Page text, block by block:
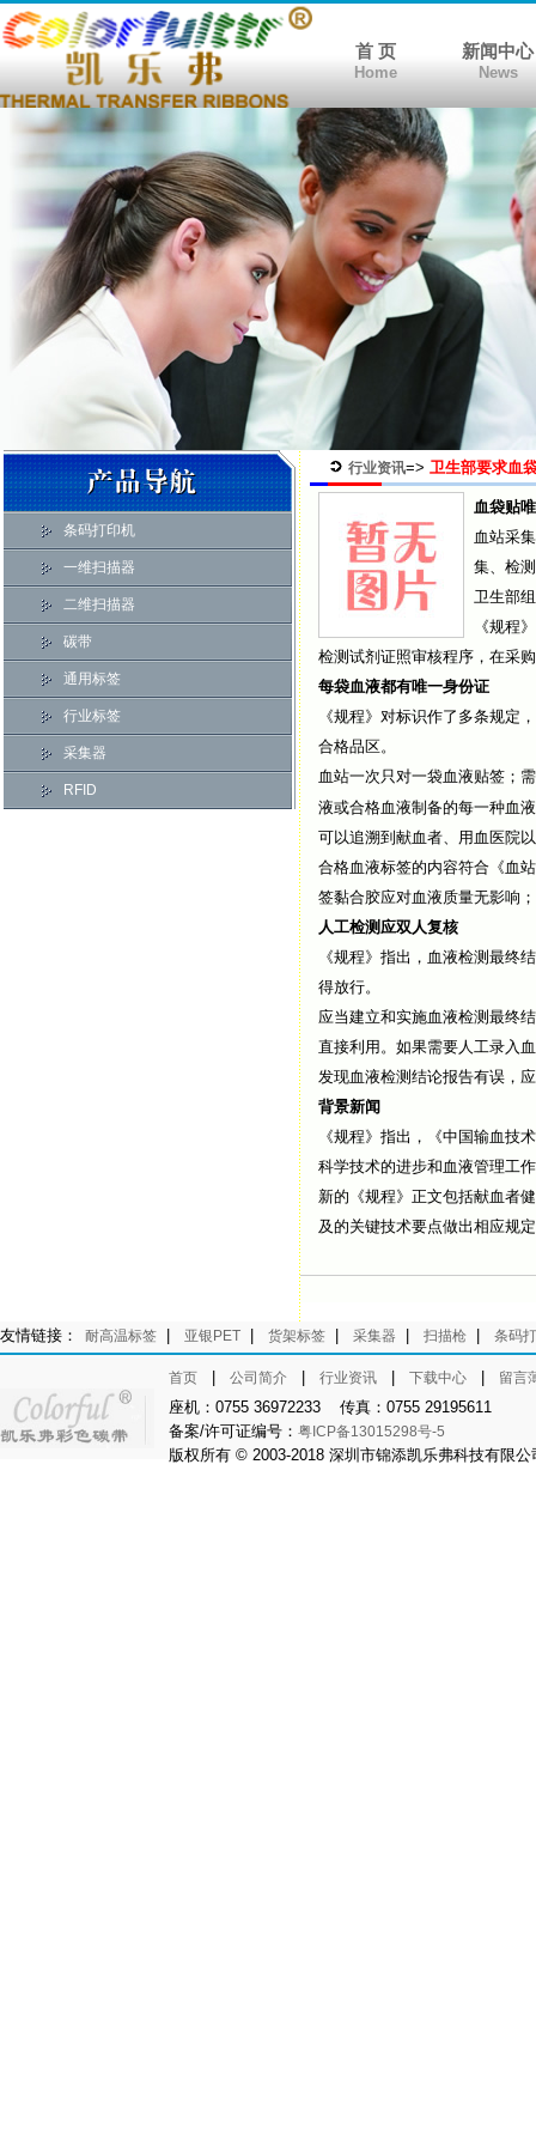
首 页
Home
新闻中心
News
条码打印机
一维扫描器
二维扫描器
碳带
通用标签
行业标签
采集器
RFID
行业资讯=> 卫生部要求血
血袋贴
血站采
集、检
卫生部
《规程
检测试剂证照审核程序，在采
每袋血液都有唯一身份证
《规程》对标识作了多条规定
合格品区。
血站一次只对一袋血液贴签；
液或合格血液制备的每一种血
可以追溯到献血者、用血医院
合格血液标签的内容符合《血
签黏合胶应对血液质量无影响
人工检测应双人复核
《规程》指出，血液检测最终
得放行。
应当建立和实施血液检测最终
直接利用。如果需要人工录入
发现血液检测结论报告有误，
背景新闻
《规程》指出，《中国输血技
科学技术的进步和血液管理工
新的《规程》正文包括献血者
及的关键技术要点做出相应规
友情链接： 耐高温标签 亚银PET 货架标签 采集器 扫描枪 条码
首页 公司简介 行业资讯 下载中心 留言
座机：0755 36972233 传真：0755 29195611
备案/许可证编号： 粤ICP备13015298号-5
版权所有 © 2003-2018 深圳市锦添凯乐弗科技有限